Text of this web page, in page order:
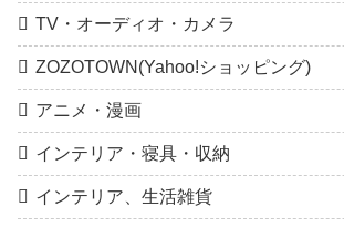
TV・オーディオ・カメラ
ZOZOTOWN(Yahoo!ショッピング)
アニメ・漫画
インテリア・寝具・収納
インテリア、生活雑貨